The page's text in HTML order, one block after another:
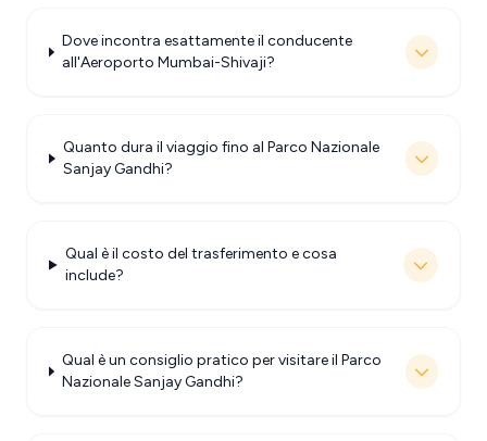
Dove incontra esattamente il conducente
all'Aeroporto Mumbai-Shivaji?
Quanto dura il viaggio fino al Parco Nazionale
Sanjay Gandhi?
Qual è il costo del trasferimento e cosa
include?
Qual è un consiglio pratico per visitare il Parco
Nazionale Sanjay Gandhi?